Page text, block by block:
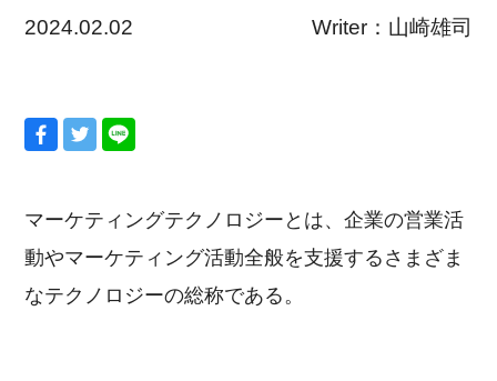
2024.02.02 Writer： 山崎雄司
マーケティングテクノロジーとは、企業の営業活
動やマーケティング活動全般を支援するさまざま
なテクノロジーの総称である。